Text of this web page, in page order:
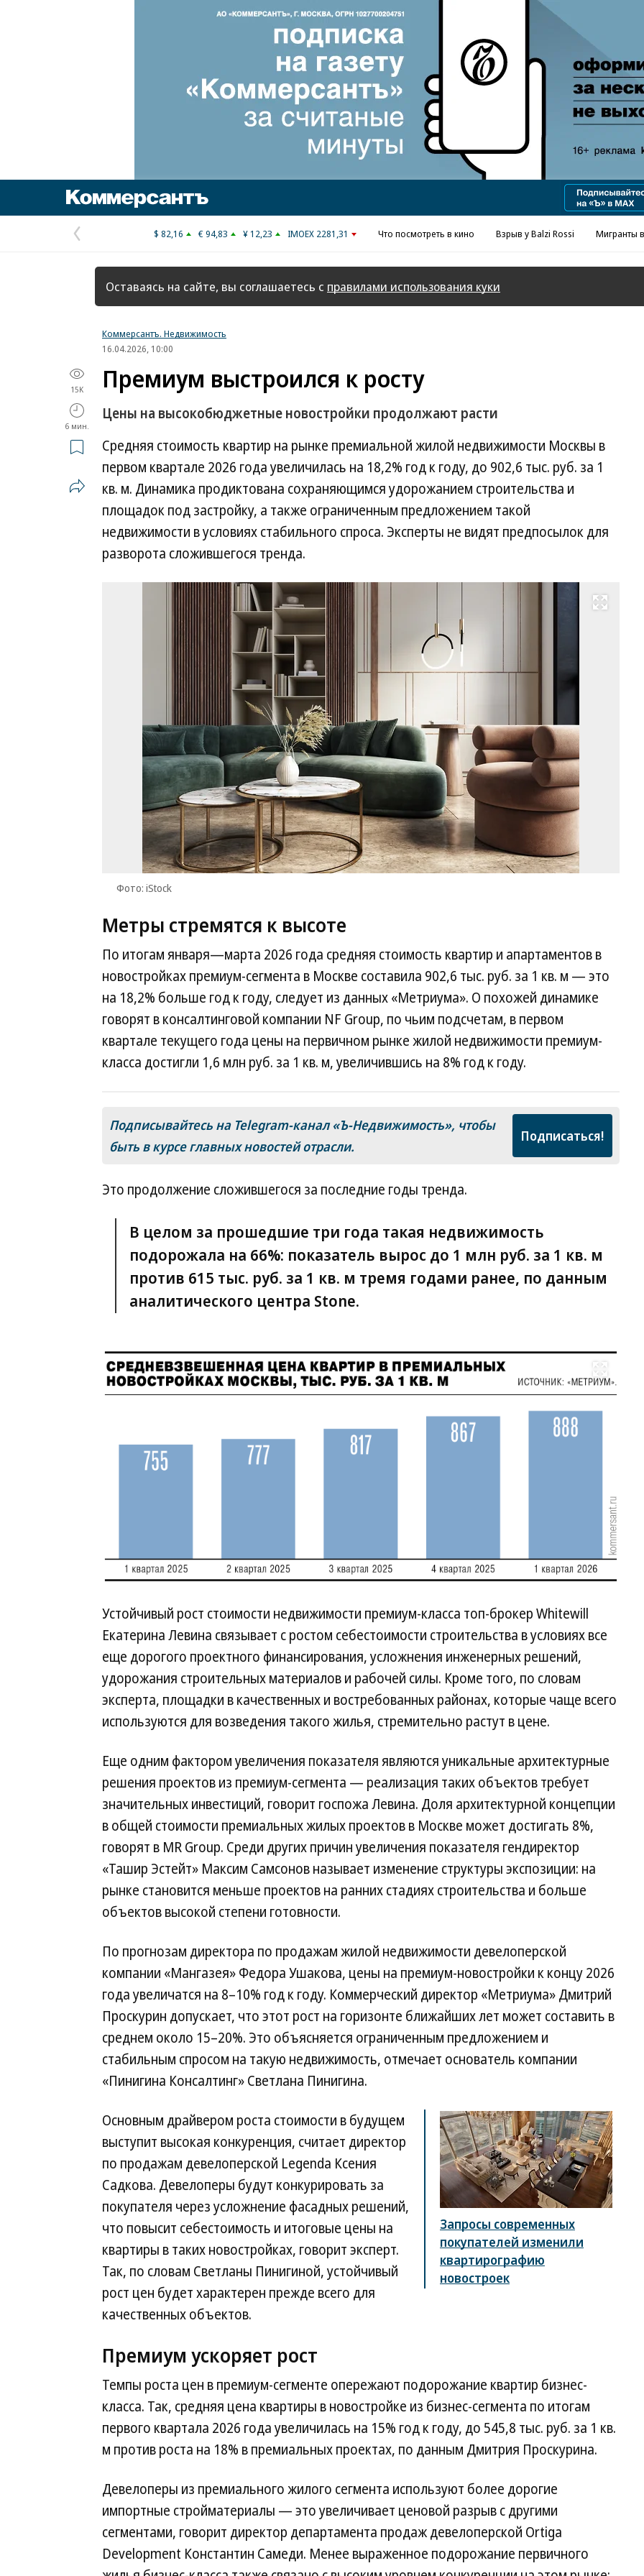
Реклама в «Ъ» www.kommersant.ru/ad
Предыдущая
страница
$ 82,16 € 94,83 ¥ 12,23 IMOEX 2281,31 Что посмотреть в кино Взрыв у Balzi Rossi Мигранты
Оставаясь на сайте, вы соглашаетесь с правилами использования куки
Коммерсантъ. Недвижимость
16.04.2026, 10:00
15K
6 мин.
Премиум выстроился к росту
Цены на высокобюджетные новостройки продолжают расти
Средняя стоимость квартир на рынке премиальной жилой недвижимости Москвы в
первом квартале 2026 года увеличилась на 18,2% год к году, до 902,6 тыс. руб. за 1
кв. м. Динамика продиктована сохраняющимся удорожанием строительства и
площадок под застройку, а также ограниченным предложением такой
недвижимости в условиях стабильного спроса. Эксперты не видят предпосылок для
разворота сложившегося тренда.
Развернуть на весь экран
Фото: iStock
Метры стремятся к высоте
По итогам января—марта 2026 года средняя стоимость квартир и апартаментов в
новостройках премиум-сегмента в Москве составила 902,6 тыс. руб. за 1 кв. м — это
на 18,2% больше год к году, следует из данных «Метриума». О похожей динамике
говорят в консалтинговой компании NF Group, по чьим подсчетам, в первом
квартале текущего года цены на первичном рынке жилой недвижимости премиум-
класса достигли 1,6 млн руб. за 1 кв. м, увеличившись на 8% год к году.
Подписывайтесь на Telegram-канал «Ъ-Недвижимость», чтобы
быть в курсе главных новостей отрасли.
Подписаться!
Это продолжение сложившегося за последние годы тренда.
В целом за прошедшие три года такая недвижимость
подорожала на 66%: показатель вырос до 1 млн руб. за 1 кв. м
против 615 тыс. руб. за 1 кв. м тремя годами ранее, по данным
аналитического центра Stone.
Развернуть на весь экран
Устойчивый рост стоимости недвижимости премиум-класса топ-брокер Whitewill
Екатерина Левина связывает с ростом себестоимости строительства в условиях все
еще дорогого проектного финансирования, усложнения инженерных решений,
удорожания строительных материалов и рабочей силы. Кроме того, по словам
эксперта, площадки в качественных и востребованных районах, которые чаще всего
используются для возведения такого жилья, стремительно растут в цене.
Еще одним фактором увеличения показателя являются уникальные архитектурные
решения проектов из премиум-сегмента — реализация таких объектов требует
значительных инвестиций, говорит госпожа Левина. Доля архитектурной концепции
в общей стоимости премиальных жилых проектов в Москве может достигать 8%,
говорят в MR Group. Среди других причин увеличения показателя гендиректор
«Ташир Эстейт» Максим Самсонов называет изменение структуры экспозиции: на
рынке становится меньше проектов на ранних стадиях строительства и больше
объектов высокой степени готовности.
По прогнозам директора по продажам жилой недвижимости девелоперской
компании «Мангазея» Федора Ушакова, цены на премиум-новостройки к концу 2026
года увеличатся на 8–10% год к году. Коммерческий директор «Метриума» Дмитрий
Проскурин допускает, что этот рост на горизонте ближайших лет может составить в
среднем около 15–20%. Это объясняется ограниченным предложением и
стабильным спросом на такую недвижимость, отмечает основатель компании
«Пинигина Консалтинг» Светлана Пинигина.
Запросы современных
покупателей изменили
квартирографию
новостроек
Основным драйвером роста стоимости в будущем
выступит высокая конкуренция, считает директор
по продажам девелоперской Legenda Ксения
Садкова. Девелоперы будут конкурировать за
покупателя через усложнение фасадных решений,
что повысит себестоимость и итоговые цены на
квартиры в таких новостройках, говорит эксперт.
Так, по словам Светланы Пинигиной, устойчивый
рост цен будет характерен прежде всего для
качественных объектов.
Премиум ускоряет рост
Темпы роста цен в премиум-сегменте опережают подорожание квартир бизнес-
класса. Так, средняя цена квартиры в новостройке из бизнес-сегмента по итогам
первого квартала 2026 года увеличилась на 15% год к году, до 545,8 тыс. руб. за 1 кв.
м против роста на 18% в премиальных проектах, по данным Дмитрия Проскурина.
Девелоперы из премиального жилого сегмента используют более дорогие
импортные стройматериалы — это увеличивает ценовой разрыв с другими
сегментами, говорит директор департамента продаж девелоперской Ortiga
Development Константин Самеди. Менее выраженное подорожание первичного